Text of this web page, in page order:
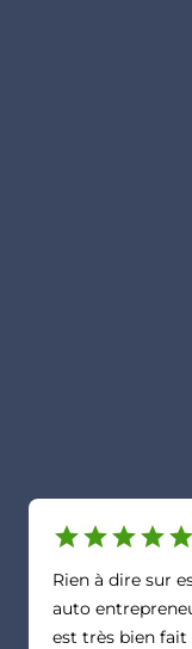
starstarstarstarstar
Rien à dire sur
auto
est très bien fait